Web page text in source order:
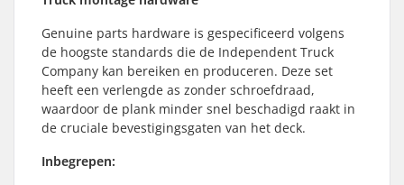
Genuine parts hardware is gespecificeerd volgens
de hoogste standards die de Independent Truck
Company kan bereiken en produceren. Deze set
heeft een verlengde as zonder schroefdraad,
waardoor de plank minder snel beschadigd raakt in
de cruciale bevestigingsgaten van het deck.
Inbegrepen: